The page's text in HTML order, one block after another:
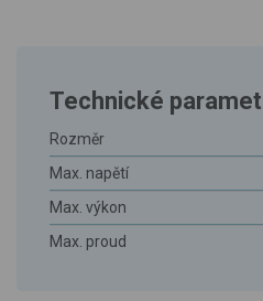
Technické
Rozměr
Max. napětí
Max. výkon
Max. proud